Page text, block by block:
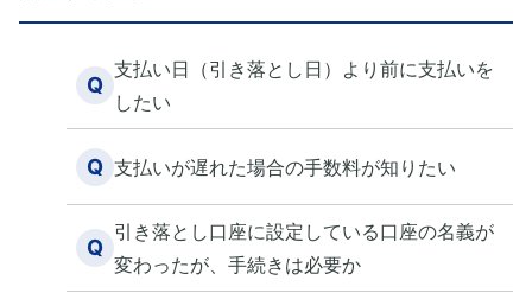
Q
支払い日（引き落とし日）より前に支払いを
したい
Q 支払いが遅れた場合の手数料が知りたい
Q
引き落とし口座に設定している口座の名義が
変わったが、手続きは必要か